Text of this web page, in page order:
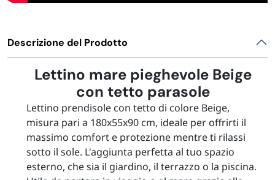
Descrizione del Prodotto
Lettino mare pieghevole Beige
con tetto parasole
Lettino prendisole con tetto di colore Beige,
misura pari a 180x55x90 cm, ideale per offrirti il
massimo comfort e protezione mentre ti rilassi
sotto il sole. L'aggiunta perfetta al tuo spazio
esterno, che sia il giardino, il terrazzo o la piscina.